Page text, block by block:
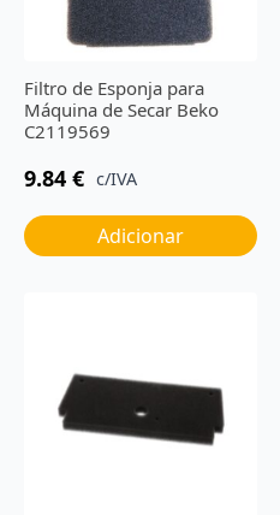
Filtro de Esponja para
Máquina de Secar Beko
C2119569
9.84 € c/IVA
Adicionar